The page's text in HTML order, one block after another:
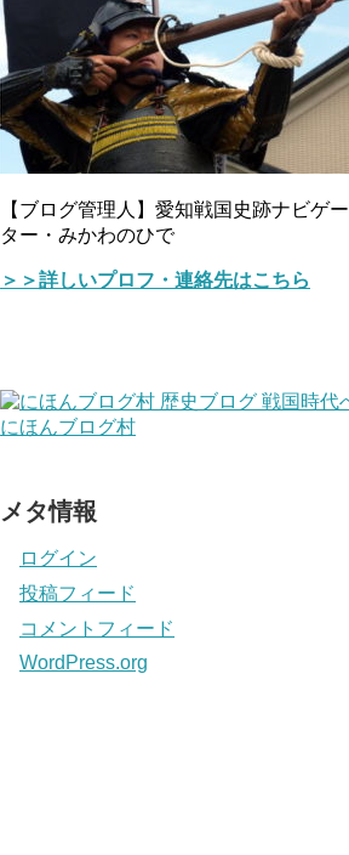
【ブログ管理人】愛知戦国史跡ナビゲー
ター・みかわのひで
＞＞詳しいプロフ・連絡先はこちら
にほんブログ村
メタ情報
ログイン
投稿フィード
コメントフィード
WordPress.org